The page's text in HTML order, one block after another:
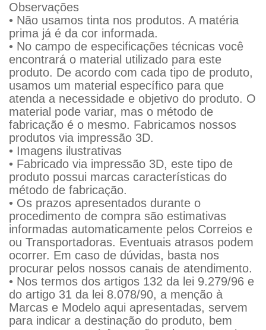
Observações
• Não usamos tinta nos produtos. A matéria
prima já é da cor informada.
• No campo de especificações técnicas você
encontrará o material utilizado para este
produto. De acordo com cada tipo de produto,
usamos um material específico para que
atenda a necessidade e objetivo do produto. O
material pode variar, mas o método de
fabricação é o mesmo. Fabricamos nossos
produtos via impressão 3D.
• Imagens ilustrativas
• Fabricado via impressão 3D, este tipo de
produto possui marcas características do
método de fabricação.
• Os prazos apresentados durante o
procedimento de compra são estimativas
informadas automaticamente pelos Correios e
ou Transportadoras. Eventuais atrasos podem
ocorrer. Em caso de dúvidas, basta nos
procurar pelos nossos canais de atendimento.
• Nos termos dos artigos 132 da lei 9.279/96 e
do artigo 31 da lei 8.078/90, a menção à
Marcas e Modelo aqui apresentadas, servem
para indicar a destinação do produto, bem